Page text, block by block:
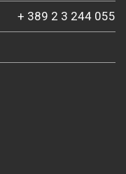
+ 389 2 3 244 055